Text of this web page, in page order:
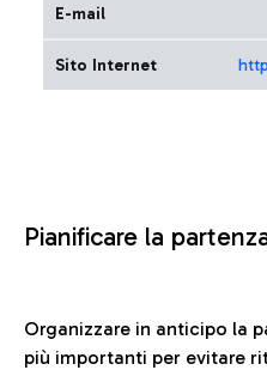
E-mail
Sito Internet
Pianificare la
Organizzare in anticipo la
più importanti per evitare